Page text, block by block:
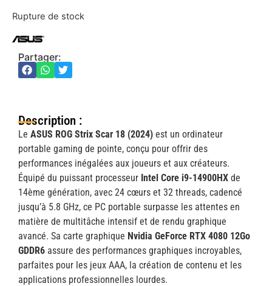
Rupture de stock
Partager:
Description :
Le ASUS ROG Strix Scar 18 (2024) est un ordinateur
portable gaming de pointe, conçu pour offrir des
performances inégalées aux joueurs et aux créateurs.
Équipé du puissant processeur Intel Core i9-14900HX de
14ème génération, avec 24 cœurs et 32 threads, cadencé
jusqu’à 5.8 GHz, ce PC portable surpasse les attentes en
matière de multitâche intensif et de rendu graphique
avancé. Sa carte graphique Nvidia GeForce RTX 4080 12Go
GDDR6 assure des performances graphiques incroyables,
parfaites pour les jeux AAA, la création de contenu et les
applications professionnelles lourdes.